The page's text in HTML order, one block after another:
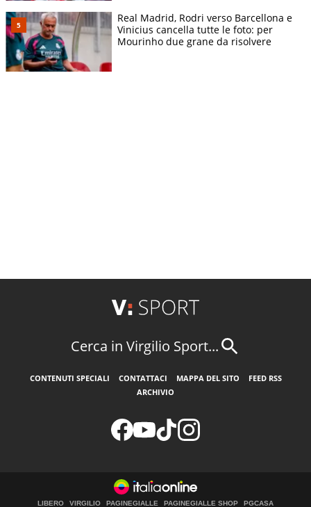
Real Madrid, Rodri verso Barcellona e
Vinicius cancella tutte le foto: per
Mourinho due grane da risolvere
Cerca in Virgilio Sport...
CONTENUTI SPECIALI CONTATTACI MAPPA DEL SITO
FEED RSS
ARCHIVIO
LIBERO VIRGILIO PAGINEGIALLE PAGINEGIALLE SHOP PGCASA